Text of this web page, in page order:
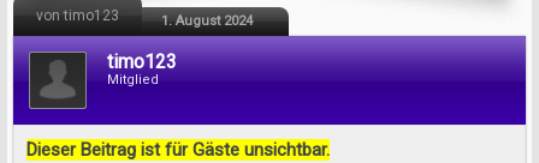
von timo123 1. August 2024
timo123
Mitglied
Dieser Beitrag ist für Gäste unsichtbar.